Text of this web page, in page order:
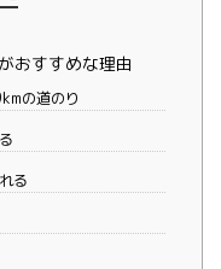
おすすめな理由
の道のり
る